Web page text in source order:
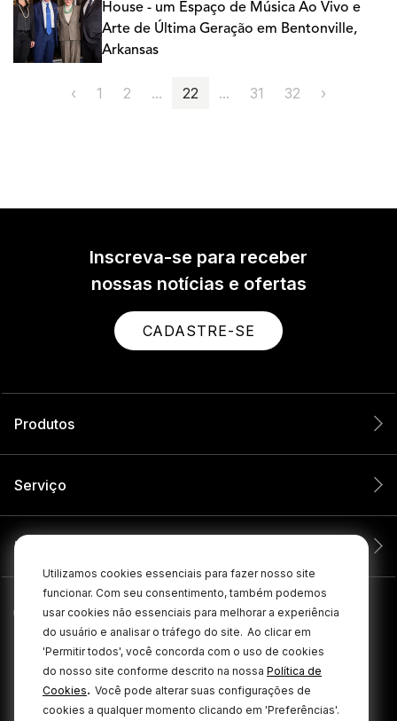
Utilizamos cookies essenciais para fazer nosso site
funcionar. Com seu consentimento, também podemos
usar cookies não essenciais para melhorar a experiência
do usuário e analisar o tráfego do site. Ao clicar em
'Permitir todos', você concorda com o uso de cookies
do nosso site conforme descrito na nossa Política de
Cookies. Você pode alterar suas configurações de
cookies a qualquer momento clicando em 'Preferências'.
House - um Espaço de Música Ao Vivo e
Arte de Última Geração em Bentonville,
Arkansas
‹ 1 2 ... 22 ... 31 32 ›
Inscreva-se para receber
nossas notícias e ofertas
CADASTRE-SE
Produtos
Serviço
Empresa